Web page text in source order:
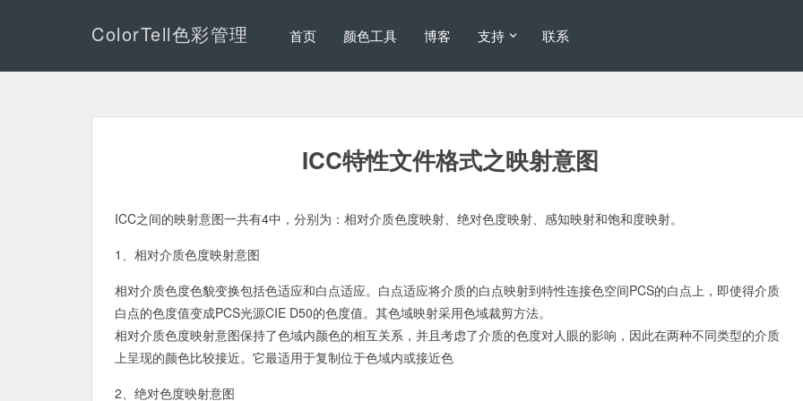
ColorTell色彩管理 首页 颜色工具 博客 支持 联系
ICC特性文件格式之映射意图
ICC之间的映射意图一共有4中，分别为：相对介质色度映射、绝对色度映射、感知映射和饱和度映射。
1、相对介质色度映射意图
相对介质色度色貌变换包括色适应和白点适应。白点适应将介质的白点映射到特性连接色空间PCS的白点上，即使得介质
白点的色度值变成PCS光源CIE D50的色度值。其色域映射采用色域裁剪方法。
相对介质色度映射意图保持了色域内颜色的相互关系，并且考虑了介质的色度对人眼的影响，因此在两种不同类型的介质
上呈现的颜色比较接近。它最适用于复制位于色域内或接近色
2、绝对色度映射意图